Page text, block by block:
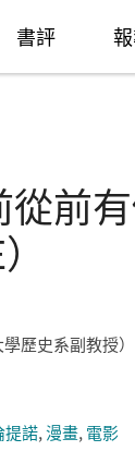
書評
前
學歷史系副教授）
提諾,漫畫, 電影